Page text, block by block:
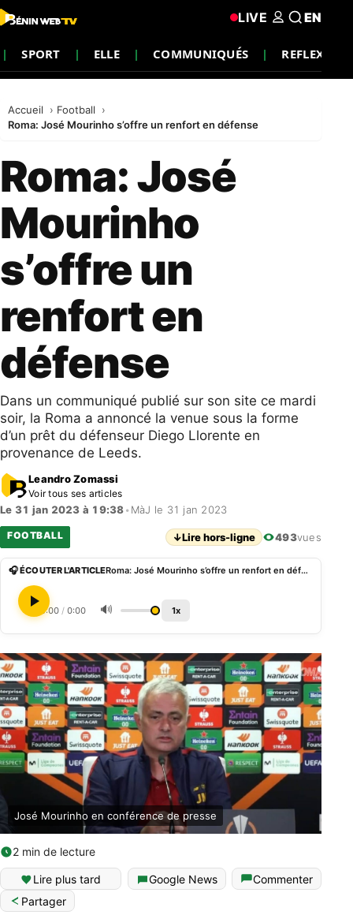
SPORT ELLE COMMUNIQUÉS REFLEXION
LIVE EN
Accueil
Football
Roma: José Mourinho s’offre un renfort en défense
Roma: José
Mourinho
s’offre un
renfort en
défense
Dans un communiqué publié sur son site ce mardi
soir, la Roma a annoncé la venue sous la forme
d’un prêt du défenseur Diego Llorente en
provenance de Leeds.
Leandro Zomassi
Voir tous ses articles
Le 31 jan 2023 à 19:38• MàJ le 31 jan 2023
FOOTBALL ↓Lire hors-ligne 493vues
🎧 ÉCOUTER L'ARTICLE Roma: José Mourinho s’offre un renfort en défense
0:00 / 0:00 🔊 1x
José Mourinho en conférence de presse
2 min de lecture
Lire plus tard Google News
Commenter
Partager